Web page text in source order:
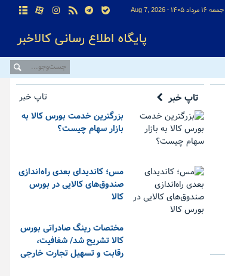
جمعه ۱۶ مرداد ۱۴۰۵ - Aug 7, 2026
تاپ خبر
تاپ خبر
بزرگترین خدمت بورس کالا به
بازار سهام چیست؟
مس؛ کاندیدای بعدی راه‌اندازی
صندوق‌های کالایی در بورس
کالا
مختصات رینگ صادراتی بورس
کالا تشریح شد/ شفافیت،
رقابت و تسهیل تجارت خارجی